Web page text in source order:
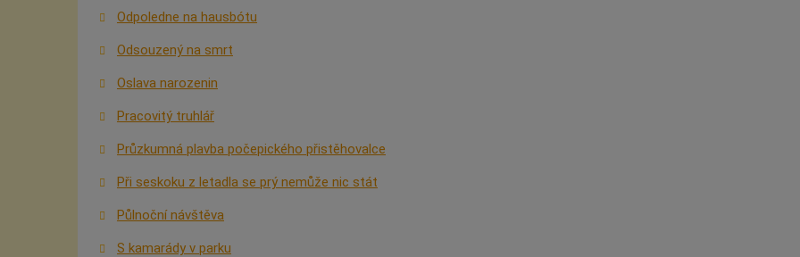
Odpoledne na hausbótu
Odsouzený na smrt
Oslava narozenin
Pracovitý truhlář
Průzkumná plavba počepického přistěhovalce
Při seskoku z letadla se prý nemůže nic stát
Půlnoční návštěva
S kamarády v parku